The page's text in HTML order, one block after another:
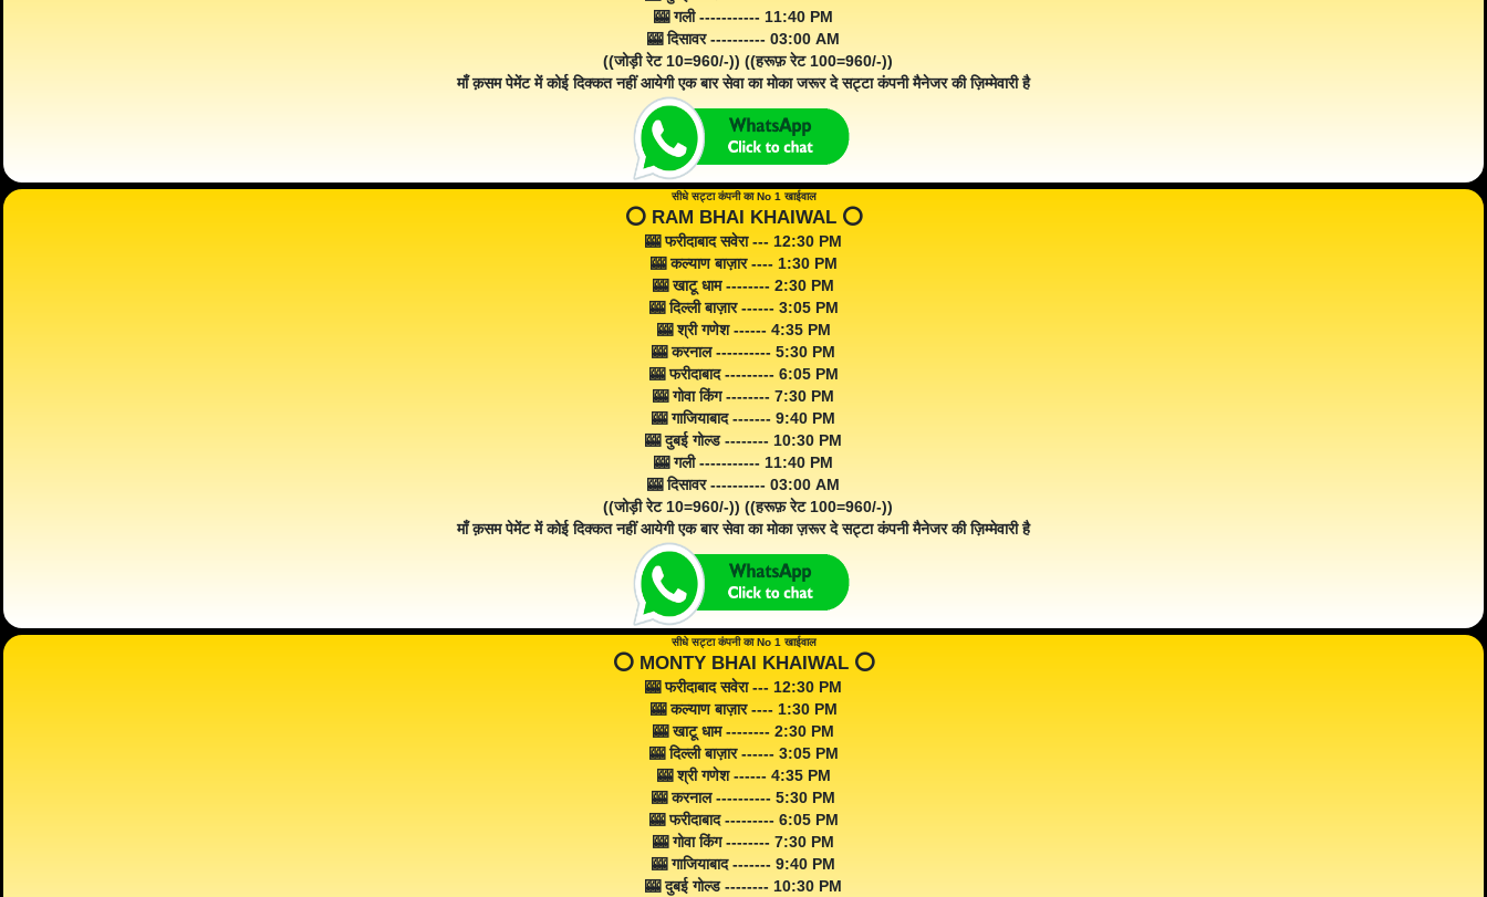
🎰 गली ----------- 11:40 PM
🎰 दिसावर ---------- 03:00 AM
((जोड़ी रेट 10=960/-)) ((हरूफ़ रेट 100=960/-))
माँ क़सम पेमेंट में कोई दिक्कत नहीं आयेगी एक बार सेवा का मोका जरूर दे सट्टा कंपनी मैनेजर की ज़िम्मेवारी है
सीधे सट्टा कंपनी का No 1 खाईवाल
⭕️ RAM BHAI KHAIWAL ⭕️
🎰 फरीदाबाद सवेरा --- 12:30 PM
🎰 कल्याण बाज़ार ---- 1:30 PM
🎰 खाटू धाम -------- 2:30 PM
🎰 दिल्ली बाज़ार ------ 3:05 PM
🎰 श्री गणेश ------ 4:35 PM
🎰 करनाल ---------- 5:30 PM
🎰 फरीदाबाद --------- 6:05 PM
🎰 गोवा किंग -------- 7:30 PM
🎰 गाजियाबाद ------- 9:40 PM
🎰 दुबई गोल्ड -------- 10:30 PM
🎰 गली ----------- 11:40 PM
🎰 दिसावर ---------- 03:00 AM
((जोड़ी रेट 10=960/-)) ((हरूफ़ रेट 100=960/-))
माँ क़सम पेमेंट में कोई दिक्कत नहीं आयेगी एक बार सेवा का मोका ज़रूर दे सट्टा कंपनी मैनेजर की ज़िम्मेवारी है
सीधे सट्टा कंपनी का No 1 खाईवाल
⭕️ MONTY BHAI KHAIWAL ⭕️
🎰 फरीदाबाद सवेरा --- 12:30 PM
🎰 कल्याण बाज़ार ---- 1:30 PM
🎰 खाटू धाम -------- 2:30 PM
🎰 दिल्ली बाज़ार ------ 3:05 PM
🎰 श्री गणेश ------ 4:35 PM
🎰 करनाल ---------- 5:30 PM
🎰 फरीदाबाद --------- 6:05 PM
🎰 गोवा किंग -------- 7:30 PM
🎰 गाजियाबाद ------- 9:40 PM
🎰 दुबई गोल्ड -------- 10:30 PM